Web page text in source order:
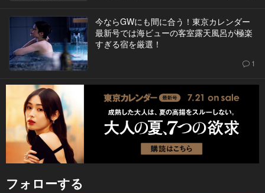
今ならGWにも間に合う！東京カレンダー
最新号では海ビューの客室露天風呂が極楽
すぎる宿を厳選！
1
フォローする